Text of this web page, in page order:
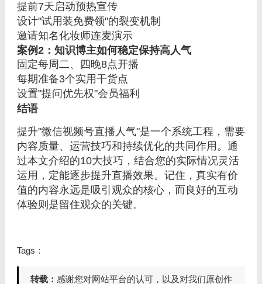
提前7天启动预热宣传
设计"试用装免费领"的裂变机制
邀请知名化妆师连麦演示
案例2：知识博主如何稳定保持高人气
固定每周二、四晚8点开播
每期准备3个实用干货点
设置"提问优先权"会员福利
结语
提升"微信视频号直播人气"是一个系统工程，需要
内容质量、运营技巧和持续优化的共同作用。通
过本文介绍的10大技巧，结合您的实际情况灵活
运用，定能逐步提升直播效果。记住，真实有价
值的内容永远是吸引观众的核心，而良好的互动
体验则是留住观众的关键。
Tags：
转载： 感谢您对网站平台的认可，以及对我们原创作